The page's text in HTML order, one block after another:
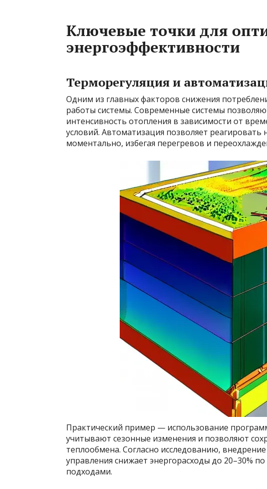
Ключевые точки для
энергоэффективности
Терморегуляция и
Одним из главных факторов снижения
работы системы. Современные системы
интенсивность отопления в зависимости от
условий. Автоматизация позволяет
моментально, избегая перегревов и
Практический пример — использование
учитывают сезонные изменения и позволяют
теплообмена. Согласно исследованию,
управления снижает энергорасходы до 20–30%
подходами.